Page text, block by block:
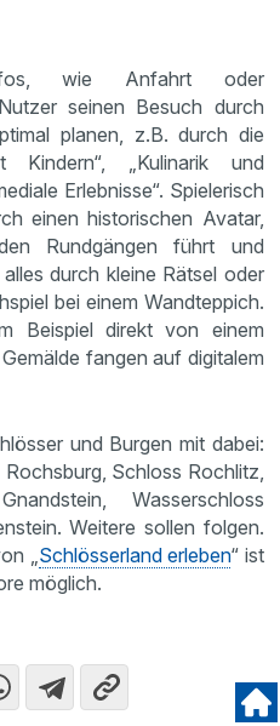
wie Anfahrt oder
seinen Besuch durch
planen, z.B. durch die
Kindern“, „Kulinarik und
Erlebnisse“. Spielerisch
einen historischen Avatar,
Rundgängen führt und
durch kleine Rätsel oder
bei einem Wandteppich.
Beispiel direkt von einem
fangen auf digitalem
und Burgen mit dabei:
Schloss Rochlitz,
Wasserschloss
Weitere sollen folgen.
„Schlösserland erleben“ ist
möglich.